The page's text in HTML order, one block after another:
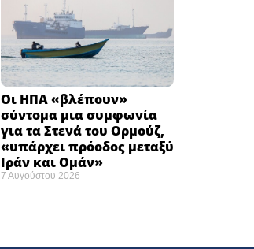
Οι ΗΠΑ «βλέπουν»
σύντομα μια συμφωνία
για τα Στενά του Ορμούζ,
«υπάρχει πρόοδος μεταξύ
Ιράν και Ομάν»
7 Αυγούστου 2026